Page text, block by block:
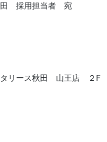
田 採用担当者 宛
ース秋田 山王店 ２F